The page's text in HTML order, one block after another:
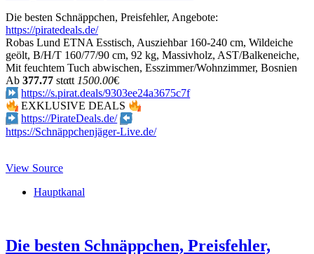
Die besten Schnäppchen, Preisfehler, Angebote:
https://piratedeals.de/
Robas Lund ETNA Esstisch, Ausziehbar 160-240 cm, Wildeiche
geölt, B/H/T 160/77/90 cm, 92 kg, Massivholz, AST/Balkeneiche,
Mit feuchtem Tuch abwischen, Esszimmer/Wohnzimmer, Bosnien
Аb 377.77 stαtt 1500.00€
https://s.pirat.deals/9303ee24a3675c7f
EXKLUSIVE DEALS
https://PirateDeals.de/
https://Schnäppchenjäger-Live.de/
View Source
Hauptkanal
Die besten Schnäppchen, Preisfehler,